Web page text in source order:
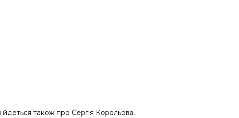
йдеться також про Сергія Корольова.